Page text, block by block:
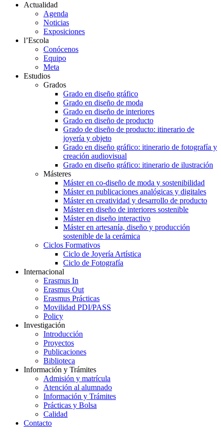
Actualidad
Agenda
Noticias
Exposiciones
l’Escola
Conócenos
Equipo
Meta
Estudios
Grados
Grado en diseño gráfico
Grado en diseño de moda
Grado en diseño de interiores
Grado en diseño de producto
Grado de diseño de producto: itinerario de
joyería y objeto
Grado en diseño gráfico: itinerario de fotografía y
creación audiovisual
Grado en diseño gráfico: itinerario de ilustración
Másteres
Máster en co-diseño de moda y sostenibilidad
Máster en publicaciones analógicas y digitales
Máster en creatividad y desarrollo de producto
Máster en diseño de interiores sostenible
Máster en diseño interactivo
Máster en artesanía, diseño y producción
sostenible de la cerámica
Ciclos Formativos
Ciclo de Joyería Artística
Ciclo de Fotografía
Internacional
Erasmus In
Erasmus Out
Erasmus Prácticas
Movilidad PDI/PASS
Policy
Investigación
Introducción
Proyectos
Publicaciones
Biblioteca
Información y Trámites
Admisión y matrícula
Atención al alumnado
Información y Trámites
Prácticas y Bolsa
Calidad
Contacto